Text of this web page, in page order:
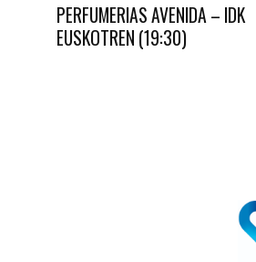
PERFUMERIAS AVENIDA – IDK
EUSKOTREN (19:30)